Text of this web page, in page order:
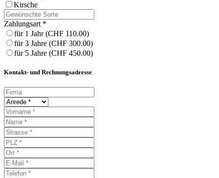
Kirsche
Zahlungsart *
für 1 Jahr (CHF 110.00)
für 3 Jahre (CHF 300.00)
für 5 Jahre (CHF 450.00)
Kontakt- und Rechnungsadresse